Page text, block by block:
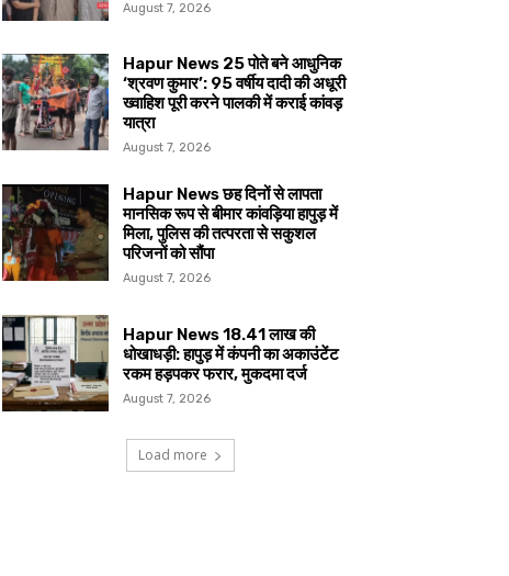
August 7, 2026
Hapur News 25 पोते बने आधुनिक
‘श्रवण कुमार’: 95 वर्षीय दादी की अधूरी
ख्वाहिश पूरी करने पालकी में कराई कांवड़
यात्रा
August 7, 2026
Hapur News छह दिनों से लापता
मानसिक रूप से बीमार कांवड़िया हापुड़ में
मिला, पुलिस की तत्परता से सकुशल
परिजनों को सौंपा
August 7, 2026
Hapur News 18.41 लाख की
धोखाधड़ी: हापुड़ में कंपनी का अकाउंटेंट
रकम हड़पकर फरार, मुकदमा दर्ज
August 7, 2026
Load more